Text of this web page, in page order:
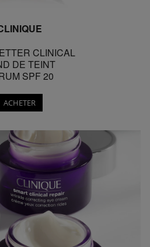
CLINICAL
DE TEINT
SPF 20
ACHETER